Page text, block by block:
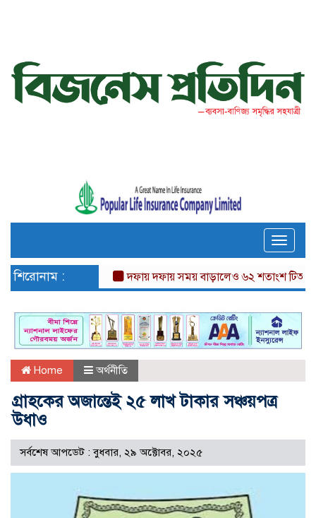
Toggle
শিরোনাম : দফায় দফায় সময় বাড়ালেও ৬২ শতাংশ টিআইএনধারী
Home অর্থনীতি
গ্রাহকের অজান্তেই ২৫ লাখ টাকার সঞ্চয়পত্র
উধাও
সর্বশেষ আপডেট : বুধবার, ২৯ অক্টোবর, ২০২৫